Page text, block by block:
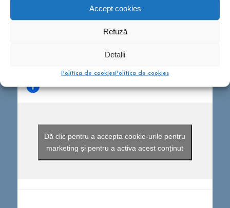
Accept cookies
Refuză
Detalii
Politica de cookiesPolitica de cookies
Ce să conțină rucsacul într-o drumeție de o zi?
Dă clic pentru a accepta cookie-urile pentru
marketing și pentru a activa acest conținut